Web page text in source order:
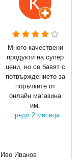
Много качествени
продукти на супер
цени, но се бавят с
потвърждението за
поръчките от
онлайн магазина
им.
преди 2 месеца
Иво Иванов